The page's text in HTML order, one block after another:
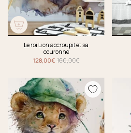
Le roi Lion accroupit et sa
couronne
128,00€ 160,00€